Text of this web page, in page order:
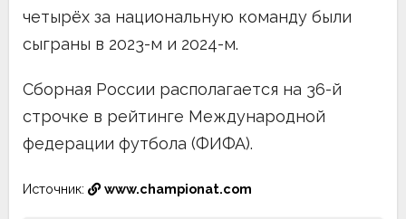
четырёх за национальную команду были
сыграны в 2023-м и 2024-м.
Сборная России располагается на 36-й
строчке в рейтинге Международной
федерации футбола (ФИФА).
Источник: www.championat.com